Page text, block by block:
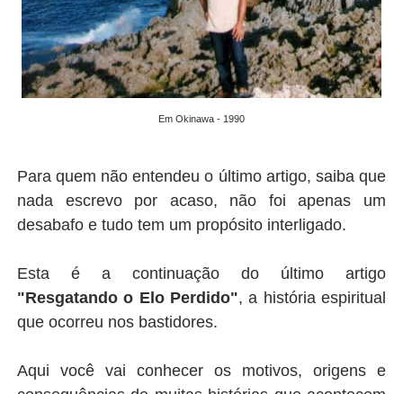
Em Okinawa - 1990
Para quem não entendeu o último artigo, saiba que
nada escrevo por acaso, não foi apenas um
desabafo e tudo tem um propósito interligado.
Esta é a continuação do último artigo
"Resgatando o Elo Perdido", a história espiritual
que ocorreu nos bastidores.
Aqui você vai conhecer os motivos, origens e